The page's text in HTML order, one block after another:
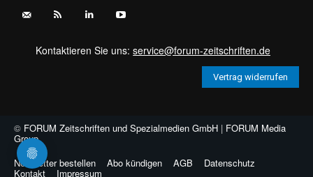
Kontaktieren Sie uns:service@forum-zeitschriften.de
Vertrag widerrufen
© FORUM Zeitschriften und Spezialmedien GmbH | FORUM Media
Group
Newsletter bestellen
Abo kündigen AGB Datenschutz
Kontakt Impressum